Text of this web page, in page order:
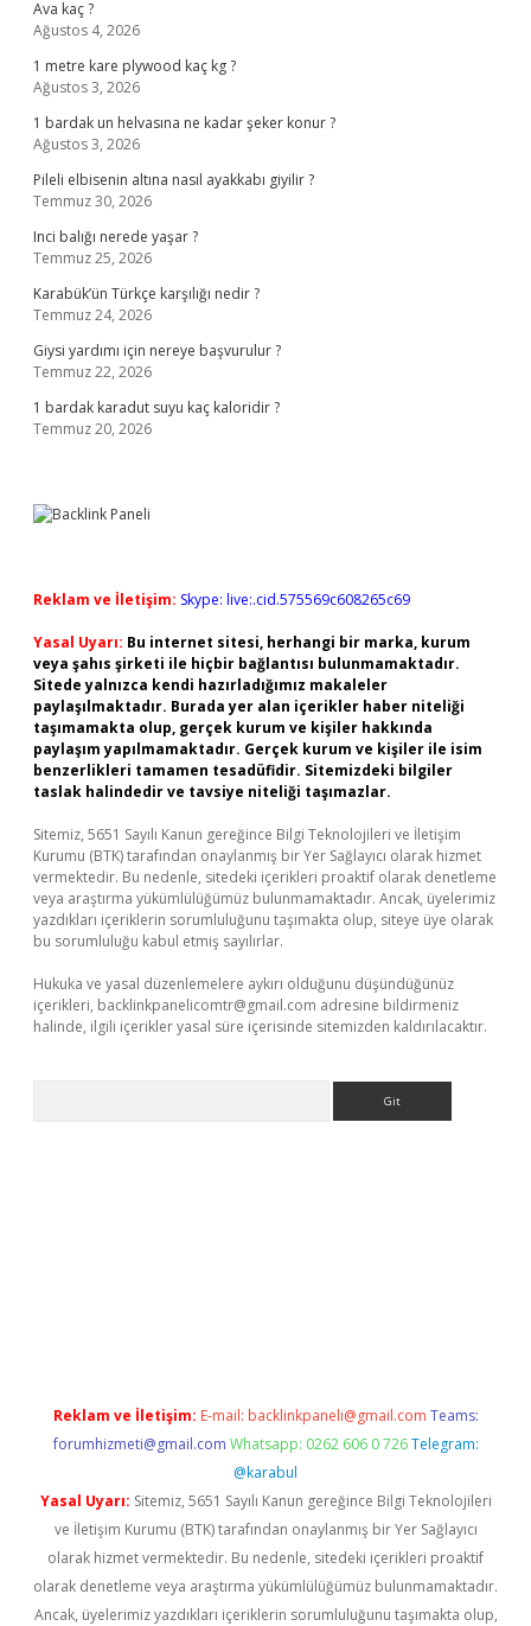
Ava kaç ?
Ağustos 4, 2026
1 metre kare plywood kaç kg ?
Ağustos 3, 2026
1 bardak un helvasına ne kadar şeker konur ?
Ağustos 3, 2026
Pileli elbisenin altına nasıl ayakkabı giyilir ?
Temmuz 30, 2026
Inci balığı nerede yaşar ?
Temmuz 25, 2026
Karabük’ün Türkçe karşılığı nedir ?
Temmuz 24, 2026
Giysi yardımı için nereye başvurulur ?
Temmuz 22, 2026
1 bardak karadut suyu kaç kaloridir ?
Temmuz 20, 2026
Reklam ve İletişim: Skype: live:.cid.575569c608265c69
Yasal Uyarı: Bu internet sitesi, herhangi bir marka, kurum
veya şahıs şirketi ile hiçbir bağlantısı bulunmamaktadır.
Sitede yalnızca kendi hazırladığımız makaleler
paylaşılmaktadır. Burada yer alan içerikler haber niteliği
taşımamakta olup, gerçek kurum ve kişiler hakkında
paylaşım yapılmamaktadır. Gerçek kurum ve kişiler ile isim
benzerlikleri tamamen tesadüfidir. Sitemizdeki bilgiler
taslak halindedir ve tavsiye niteliği taşımazlar.
Sitemiz, 5651 Sayılı Kanun gereğince Bilgi Teknolojileri ve İletişim
Kurumu (BTK) tarafından onaylanmış bir Yer Sağlayıcı olarak hizmet
vermektedir. Bu nedenle, sitedeki içerikleri proaktif olarak denetleme
veya araştırma yükümlülüğümüz bulunmamaktadır. Ancak, üyelerimiz
yazdıkları içeriklerin sorumluluğunu taşımakta olup, siteye üye olarak
bu sorumluluğu kabul etmiş sayılırlar.
Hukuka ve yasal düzenlemelere aykırı olduğunu düşündüğünüz
içerikleri, backlinkpanelicomtr@gmail.com adresine bildirmeniz
halinde, ilgili içerikler yasal süre içerisinde sitemizden kaldırılacaktır.
Reklam ve İletişim: E-mail: backlinkpaneli@gmail.com Teams:
forumhizmeti@gmail.com Whatsapp: 0262 606 0 726 Telegram:
@karabul
Yasal Uyarı: Sitemiz, 5651 Sayılı Kanun gereğince Bilgi Teknolojileri
ve İletişim Kurumu (BTK) tarafından onaylanmış bir Yer Sağlayıcı
olarak hizmet vermektedir. Bu nedenle, sitedeki içerikleri proaktif
olarak denetleme veya araştırma yükümlülüğümüz bulunmamaktadır.
Ancak, üyelerimiz yazdıkları içeriklerin sorumluluğunu taşımakta olup,